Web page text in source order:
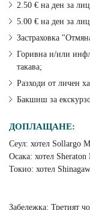
2.50 € на ден за
5.00 € на ден за
Застраховка
Горивна и/или
такава;
Разходи от личен
Бакшиш за
ДОПЛАЩАНЕ:
Сеул: хотел Sollargo
Осака: хотел
Токио: хотел
Забележка: Третият